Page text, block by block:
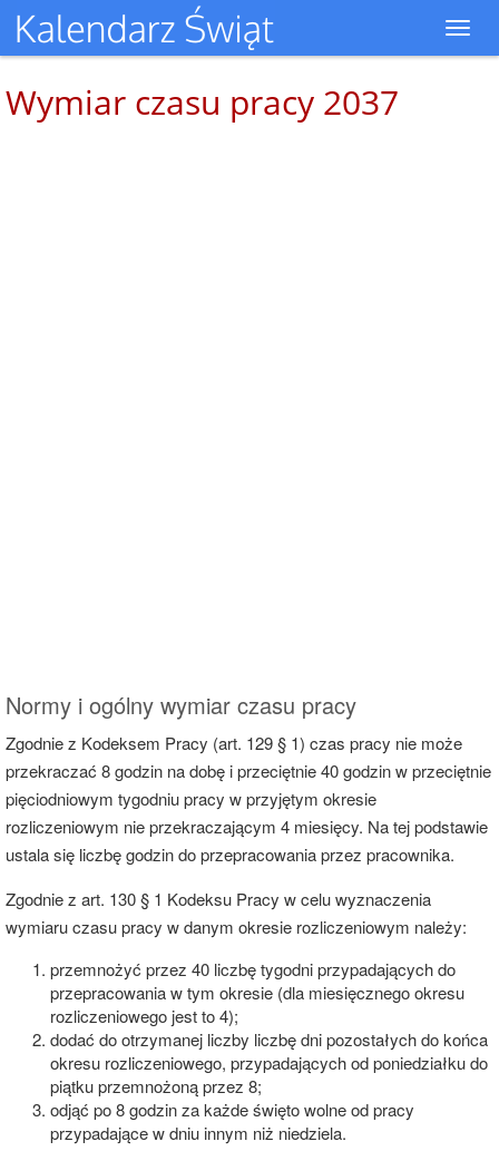
Wymiar czasu pracy 2037
Normy i ogólny wymiar czasu pracy
Zgodnie z Kodeksem Pracy (art. 129 § 1) czas pracy nie może
przekraczać 8 godzin na dobę i przeciętnie 40 godzin w przeciętnie
pięciodniowym tygodniu pracy w przyjętym okresie
rozliczeniowym nie przekraczającym 4 miesięcy. Na tej podstawie
ustala się liczbę godzin do przepracowania przez pracownika.
Zgodnie z art. 130 § 1 Kodeksu Pracy w celu wyznaczenia
wymiaru czasu pracy w danym okresie rozliczeniowym należy:
przemnożyć przez 40 liczbę tygodni przypadających do
przepracowania w tym okresie (dla miesięcznego okresu
rozliczeniowego jest to 4);
dodać do otrzymanej liczby liczbę dni pozostałych do końca
okresu rozliczeniowego, przypadających od poniedziałku do
piątku przemnożoną przez 8;
odjąć po 8 godzin za każde święto wolne od pracy
przypadające w dniu innym niż niedziela.